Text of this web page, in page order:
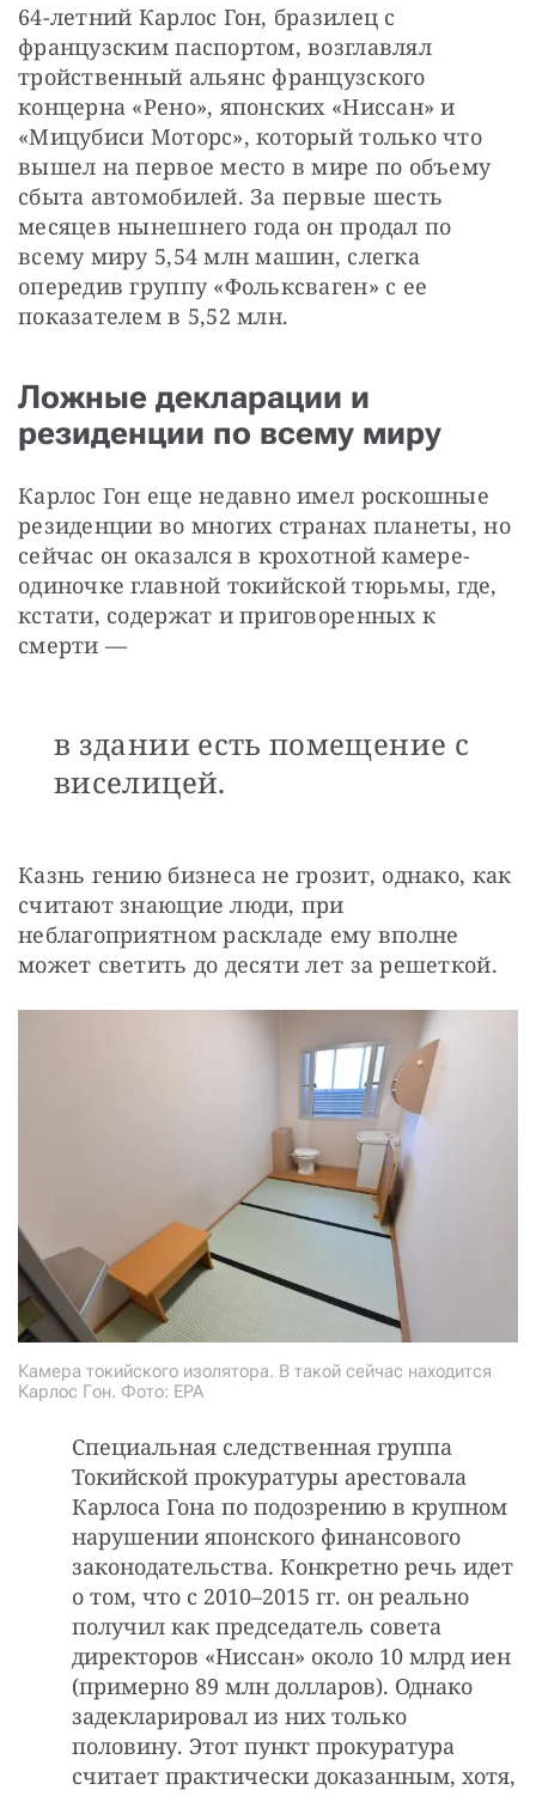
64-летний Карлос Гон, бразилец с
французским паспортом, возглавлял
тройственный альянс французского
концерна «Рено», японских «Ниссан» и
«Мицубиси Моторс», который только что
вышел на первое место в мире по объему
сбыта автомобилей. За первые шесть
месяцев нынешнего года он продал по
всему миру 5,54 млн машин, слегка
опередив группу «Фольксваген» с ее
показателем в 5,52 млн.
Ложные декларации и
резиденции по всему миру
Карлос Гон еще недавно имел роскошные
резиденции во многих странах планеты, но
сейчас он оказался в крохотной камере-
одиночке главной токийской тюрьмы, где,
кстати, содержат и приговоренных к
смерти —
в здании есть помещение с
виселицей.
Казнь гению бизнеса не грозит, однако, как
считают знающие люди, при
неблагоприятном раскладе ему вполне
может светить до десяти лет за решеткой.
Камера токийского изолятора. В такой сейчас находится
Карлос Гон. Фото: EPA
Специальная следственная группа
Токийской прокуратуры арестовала
Карлоса Гона по подозрению в крупном
нарушении японского финансового
законодательства. Конкретно речь идет
о том, что с 2010–2015 гг. он реально
получил как председатель совета
директоров «Ниссан» около 10 млрд иен
(примерно 89 млн долларов). Однако
задекларировал из них только
половину. Этот пункт прокуратура
считает практически доказанным, хотя,